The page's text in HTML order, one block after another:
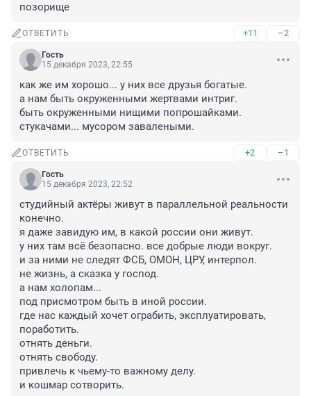
позорище
ОТВЕТИТЬ +11 –2
Гость
15 декабря 2023, 22:55
как же им хорошо... у них все друзья богатые.
а нам быть окруженными жертвами интриг.
быть окруженными нищими попрошайками.
стукачами... мусором завалеными.
ОТВЕТИТЬ +2 –1
Гость
15 декабря 2023, 22:52
студийный актёры живут в параллельной реальности
конечно.
я даже завидую им, в какой россии они живут.
у них там всё безопасно. все добрые люди вокруг.
и за ними не следят ФСБ, ОМОН, ЦРУ, интерпол.
не жизнь, а сказка у господ.
а нам холопам...
под присмотром быть в иной россии.
где нас каждый хочет ограбить, эксплуатировать,
поработить.
отнять деньги.
отнять свободу.
привлечь к чьему-то важному делу.
и кошмар сотворить.